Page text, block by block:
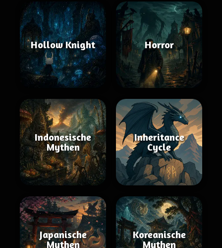
Hollow Knight Horror
Indonesische
Mythen
Inheritance
Cycle
Japanische
Mythen
Koreanische
Mythen